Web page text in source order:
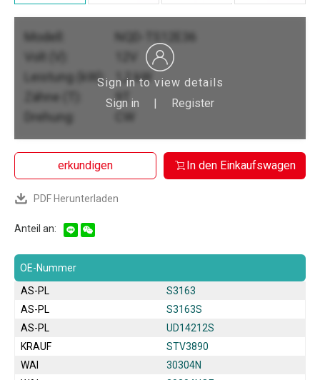
Modell:
NQD-TS12E36
Volt (V):
Leistung (kW):
1,2 kW
Zähne (T):
9T
Drehung:
CW
Sign in to view details
Sign in
Register
erkundigen In den Einkaufswagen
PDF Herunterladen
Anteil an:
OE-Nummer
AS-PL
S3163
AS-PL
S3163S
AS-PL
UD14212S
KRAUF
STV3890
WAI
30304N